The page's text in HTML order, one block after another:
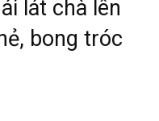
lát chà lên
bong tróc